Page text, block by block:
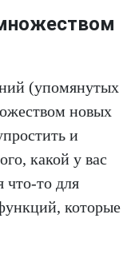
(упомянутых
новых
и
какой у вас
что-то для
которые